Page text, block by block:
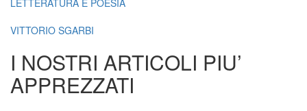
VITTORIO SGARBI
I NOSTRI ARTICOLI PIU’
APPREZZATI